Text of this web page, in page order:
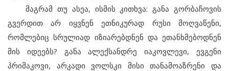
მაგრამ თუ ასეა, ისმის კითხვა: განა გორბაჩოვის
გვერდით არ იყვნენ ეთნიკურად რუსი მოღვაწენი,
რომლებიც სრულიად იზიარებდნენ და ეთანხმებოდნენ
მის იდეებს? განა ალექსანდრე იაკოვლევი, ევგენი
პრიმაკოვი, არკადი ვოლსკი მისი თანამოაზრენი და